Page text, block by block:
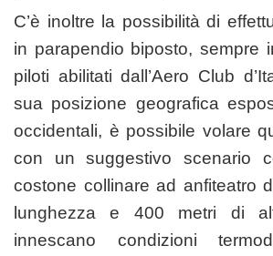
C’è inoltre la possibilità di
in parapendio biposto, sempre
piloti abilitati dall’Aero Club
sua posizione geografica
occidentali, è possibile volare
con un suggestivo scenario
costone collinare ad anfiteatro
lunghezza e 400 metri di
innescano condizioni